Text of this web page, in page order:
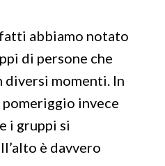
abbiamo notato
di persone che
diversi momenti. In
invece
i gruppi si
è davvero